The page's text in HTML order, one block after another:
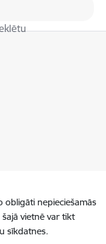
obligāti nepieciešamās
vietnē var tikt
sīkdatnes.